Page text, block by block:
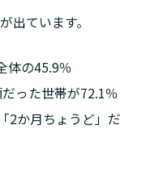
出ています。
体の45.9％
った世帯が72.1％
2か月ちょうど」だ